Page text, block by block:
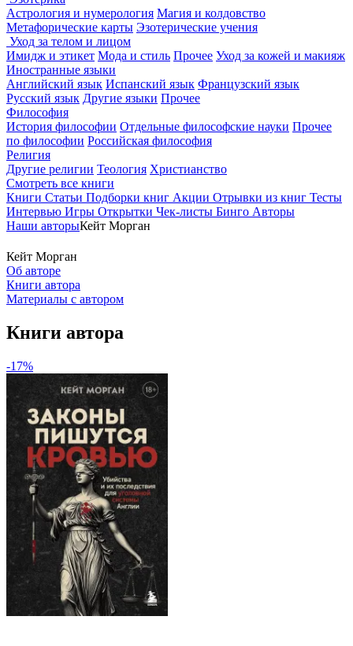
Астрология и нумерология Магия и колдовство
Метафорические карты Эзотерические учения
Уход за телом и лицом
Имидж и этикет Мода и стиль Прочее Уход за кожей и макияж
Иностранные языки
Английский язык Испанский язык Французский язык
Русский язык Другие языки Прочее
Философия
История философии Отдельные философские науки Прочее
по философии Российская философия
Религия
Другие религии Теология Христианство
Смотреть все книги
Книги Статьи Подборки книг Акции Отрывки из книг Тесты
Интервью Игры Открытки Чек-листы Бинго Авторы
Наши авторыКейт Морган
Кейт Морган
Об авторе
Книги автора
Материалы с автором
Книги автора
-17%